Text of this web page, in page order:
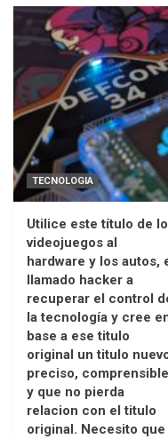
TECNOLOGIA
Utilice este título de
videojuegos al
hardware y los autos,
llamado hacker a
recuperar el control
la tecnología y cree
base a ese titulo
original un titulo
preciso, comprensible
y que no pierda
relacion con el titulo
original. Necesito que